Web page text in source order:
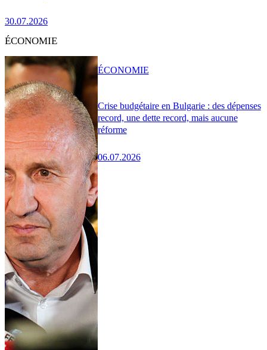
30.07.2026
ÉCONOMIE
Crise budgétaire en Bulgarie : des dépenses
record, une dette record, mais aucune
réforme
06.07.2026
ÉCONOMIE